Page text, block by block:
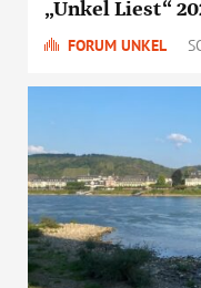
„Unkel Liest“
FORUM UNKEL